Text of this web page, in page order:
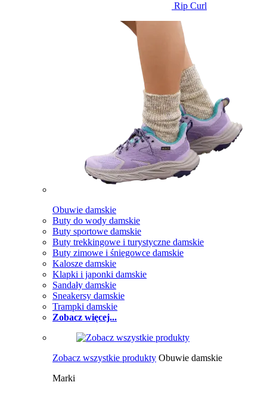
Rip Curl
Obuwie damskie
Buty do wody damskie
Buty sportowe damskie
Buty trekkingowe i turystyczne damskie
Buty zimowe i śniegowce damskie
Kalosze damskie
Klapki i japonki damskie
Sandały damskie
Sneakersy damskie
Trampki damskie
Zobacz więcej...
Zobacz wszystkie produkty Obuwie damskie
Marki